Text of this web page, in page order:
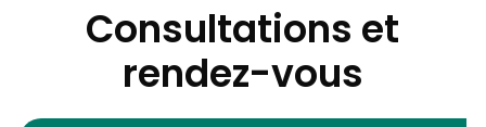
Consultations et
rendez-vous